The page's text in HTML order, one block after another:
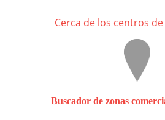
Cerca de los centros
Buscador de zonas